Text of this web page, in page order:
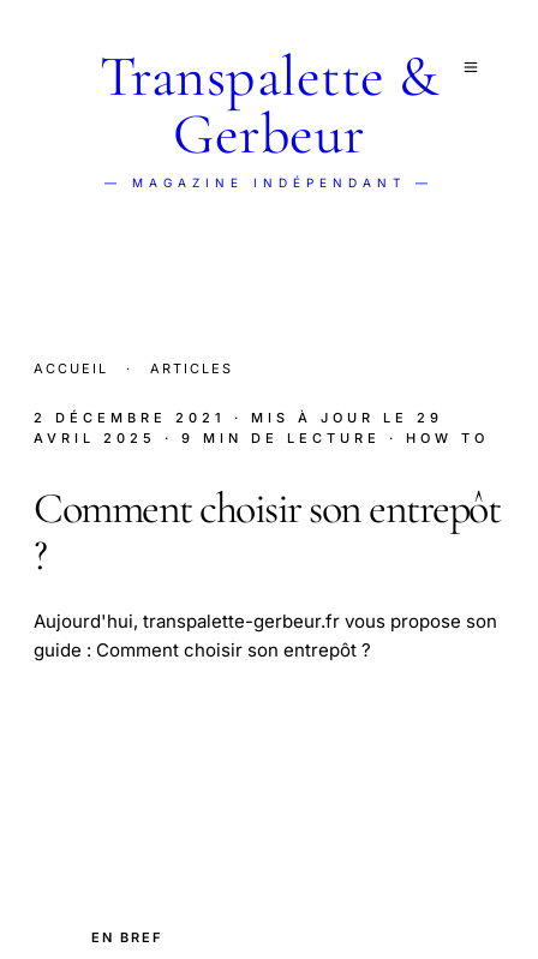
Transpalette &
Gerbeur
— MAGAZINE INDÉPENDANT —
ACCUEIL · ARTICLES
2 DÉCEMBRE 2021 · MIS À JOUR LE 29
AVRIL 2025
· 9 MIN DE LECTURE · HOW TO
Comment choisir son entrepôt
?
Aujourd'hui, transpalette-gerbeur.fr vous propose son
guide : Comment choisir son entrepôt ?
EN BREF